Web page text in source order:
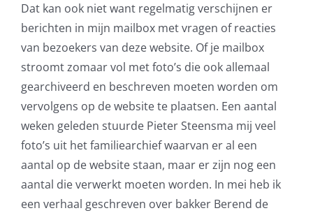
Dat kan ook niet want regelmatig verschijnen er
berichten in mijn mailbox met vragen of reacties
van bezoekers van deze website. Of je mailbox
stroomt zomaar vol met foto’s die ook allemaal
gearchiveerd en beschreven moeten worden om
vervolgens op de website te plaatsen. Een aantal
weken geleden stuurde Pieter Steensma mij veel
foto’s uit het familiearchief waarvan er al een
aantal op de website staan, maar er zijn nog een
aantal die verwerkt moeten worden. In mei heb ik
een verhaal geschreven over bakker Berend de